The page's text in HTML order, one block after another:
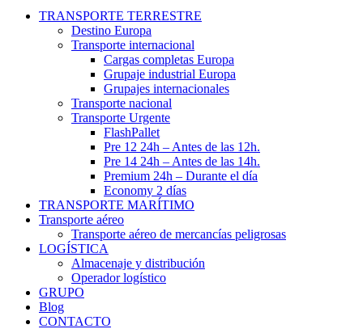
TRANSPORTE TERRESTRE
Destino Europa
Transporte internacional
Cargas completas Europa
Grupaje industrial Europa
Grupajes internacionales
Transporte nacional
Transporte Urgente
FlashPallet
Pre 12 24h – Antes de las 12h.
Pre 14 24h – Antes de las 14h.
Premium 24h – Durante el día
Economy 2 días
TRANSPORTE MARÍTIMO
Transporte aéreo
Transporte aéreo de mercancías peligrosas
LOGÍSTICA
Almacenaje y distribución
Operador logístico
GRUPO
Blog
CONTACTO